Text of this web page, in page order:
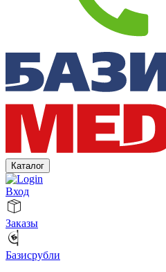
Каталог
Вход
Заказы
Базисрубли